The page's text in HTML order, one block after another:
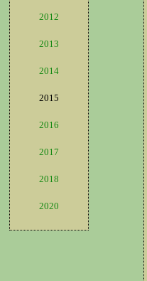
2012
2013
2014
2015
2016
2017
2018
2020